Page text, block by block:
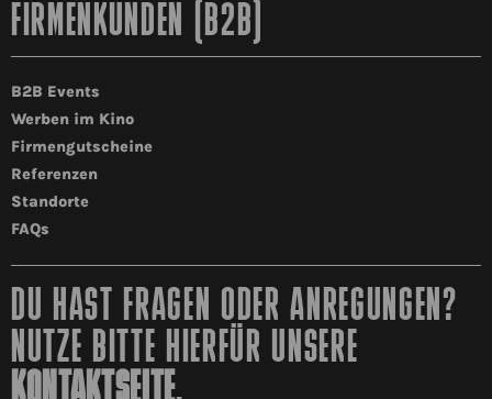
FIRMENKUNDEN (B2B)
B2B Events
Werben im Kino
Firmengutscheine
Referenzen
Standorte
FAQs
DU HAST FRAGEN ODER ANREGUNGEN?
NUTZE BITTE HIERFÜR UNSERE